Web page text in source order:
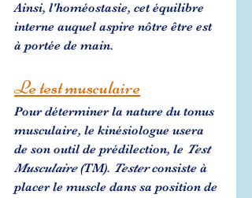
Ainsi, l'homéostasie, cet équilibre
interne auquel aspire nôtre être est
à portée de main.
Le test musculaire
Pour déterminer la nature du tonus
musculaire, le kinésiologue usera
de son outil de prédilection, le Test
Musculaire (TM). Tester consiste à
placer le muscle dans sa position de